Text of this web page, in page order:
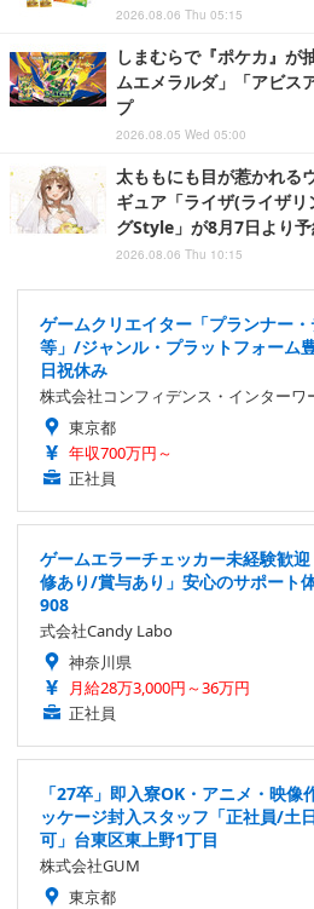
2026.08.06 Thu 05:15
しまむらで『ポケカ』が
ムエメラルダ」「アビス
プ
2026.08.05 Wed 05:00
太ももにも目が惹かれる
ギュア「ライザ(ライザ
グStyle」が8月7日より
2026.08.06 Thu 10:15
ゲームクリエイター「プランナー
等」/ジャンル・プラットフォーム
日祝休み
株式会社コンフィデンス・インターワ
東京都
年収700万円～
正社員
ゲームエラーチェッカー未経験歓
修あり/賞与あり」安心のサポート
908
式会社Candy Labo
神奈川県
月給28万3,000円～36万円
正社員
「27卒」即入寮OK・アニメ・映
ッケージ封入スタッフ「正社員/土
可」台東区東上野1丁目
株式会社GUM
東京都